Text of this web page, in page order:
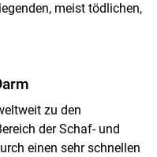
meist tödlichen,
zu den
der Schaf- und
einen sehr schnellen